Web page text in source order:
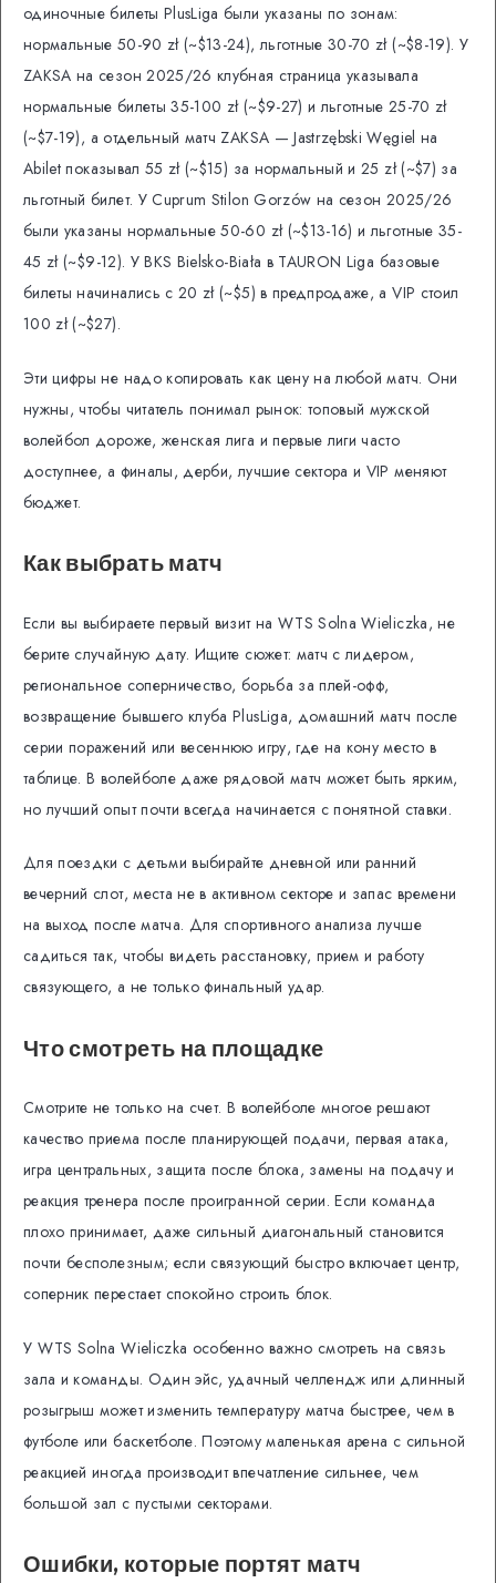
одиночные билеты PlusLiga были указаны по зонам:
нормальные 50-90 zł (~$13-24), льготные 30-70 zł (~$8-19). У
ZAKSA на сезон 2025/26 клубная страница указывала
нормальные билеты 35-100 zł (~$9-27) и льготные 25-70 zł
(~$7-19), а отдельный матч ZAKSA — Jastrzębski Węgiel на
Abilet показывал 55 zł (~$15) за нормальный и 25 zł (~$7) за
льготный билет. У Cuprum Stilon Gorzów на сезон 2025/26
были указаны нормальные 50-60 zł (~$13-16) и льготные 35-
45 zł (~$9-12). У BKS Bielsko-Biała в TAURON Liga базовые
билеты начинались с 20 zł (~$5) в предпродаже, а VIP стоил
100 zł (~$27).
Эти цифры не надо копировать как цену на любой матч. Они
нужны, чтобы читатель понимал рынок: топовый мужской
волейбол дороже, женская лига и первые лиги часто
доступнее, а финалы, дерби, лучшие сектора и VIP меняют
бюджет.
Как выбрать матч
Если вы выбираете первый визит на WTS Solna Wieliczka, не
берите случайную дату. Ищите сюжет: матч с лидером,
региональное соперничество, борьба за плей-офф,
возвращение бывшего клуба PlusLiga, домашний матч после
серии поражений или весеннюю игру, где на кону место в
таблице. В волейболе даже рядовой матч может быть ярким,
но лучший опыт почти всегда начинается с понятной ставки.
Для поездки с детьми выбирайте дневной или ранний
вечерний слот, места не в активном секторе и запас времени
на выход после матча. Для спортивного анализа лучше
садиться так, чтобы видеть расстановку, прием и работу
связующего, а не только финальный удар.
Что смотреть на площадке
Смотрите не только на счет. В волейболе многое решают
качество приема после планирующей подачи, первая атака,
игра центральных, защита после блока, замены на подачу и
реакция тренера после проигранной серии. Если команда
плохо принимает, даже сильный диагональный становится
почти бесполезным; если связующий быстро включает центр,
соперник перестает спокойно строить блок.
У WTS Solna Wieliczka особенно важно смотреть на связь
зала и команды. Один эйс, удачный челлендж или длинный
розыгрыш может изменить температуру матча быстрее, чем в
футболе или баскетболе. Поэтому маленькая арена с сильной
реакцией иногда производит впечатление сильнее, чем
большой зал с пустыми секторами.
Ошибки, которые портят матч